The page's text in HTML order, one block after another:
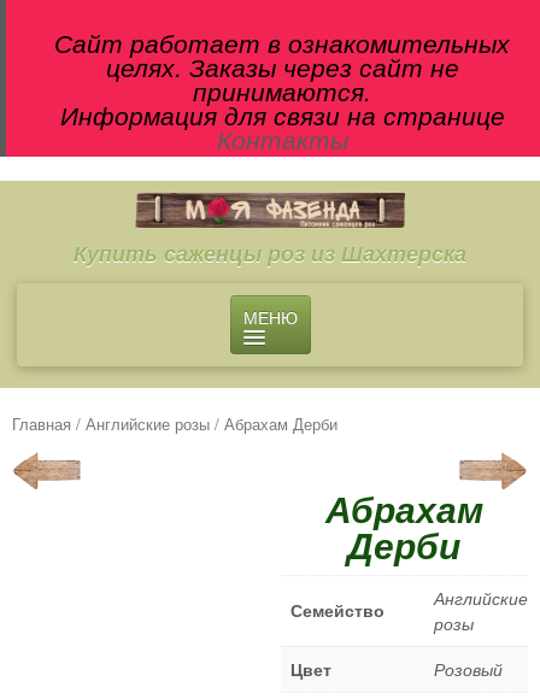
Сайт работает в ознакомительных
целях. Заказы через сайт не
принимаются.
Информация для связи на странице
Контакты
Купить саженцы роз из Шахтерска
МЕНЮ
О ПИТОМНИКЕ
МАГАЗИН
Главная / Английские розы / Абрахам Дерби
Абрахам
Дерби
Семейство
Английские
розы
Цвет
Розовый